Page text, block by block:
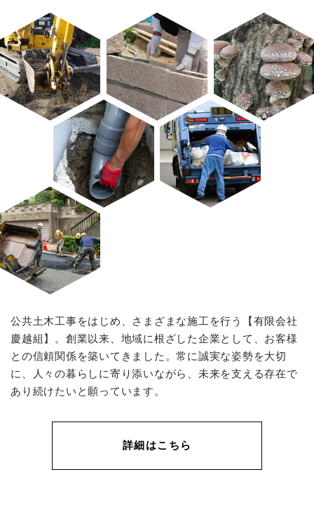
公共土木工事をはじめ、さまざまな施工を行う【有限会社
慶越組】。創業以来、地域に根ざした企業として、お客様
との信頼関係を築いてきました。常に誠実な姿勢を大切
に、人々の暮らしに寄り添いながら、未来を支える存在で
あり続けたいと願っています。
詳細はこちら